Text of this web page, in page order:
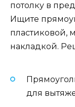
потолку в
Ищите
пластиковой,
накладкой.
для